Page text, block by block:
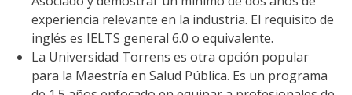
experiencia relevante en la industria. El requisito de
inglés es IELTS general 6.0 o equivalente.
La Universidad Torrens es otra opción popular
para la Maestría en Salud Pública. Es un programa